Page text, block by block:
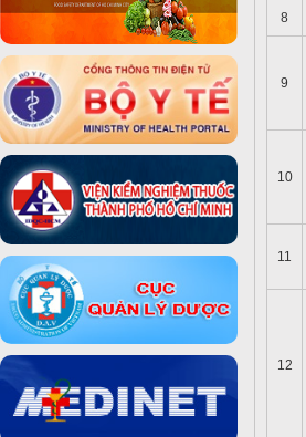
8
9
10
11
12